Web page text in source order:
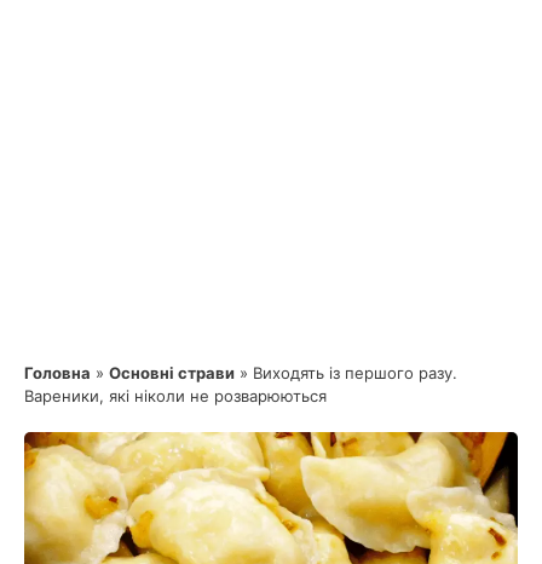
Головна » Основні страви » Виходять із першого разу.
Вареники, які ніколи не розварюються